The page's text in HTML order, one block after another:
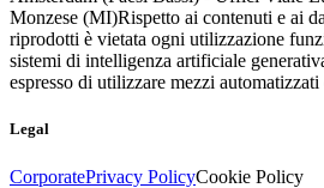
Monzese (MI)Rispetto ai contenuti e ai
riprodotti è vietata ogni utilizzazione
sistemi di intelligenza artificiale
espresso di utilizzare mezzi
Legal
CorporatePrivacy PolicyCookie Policy